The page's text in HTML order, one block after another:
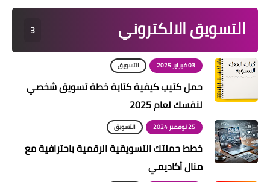
التسويق الالكتروني 3
03 فبراير 2025 التسويق
حمل كتيب كيفية كتابة خطة تسويق شخصي
لنفسك لعام 2025
25 نوفمبر 2024 التسويق
خطط حملتك التسويقية الرقمية باحترافية مع
منال أكاديمي